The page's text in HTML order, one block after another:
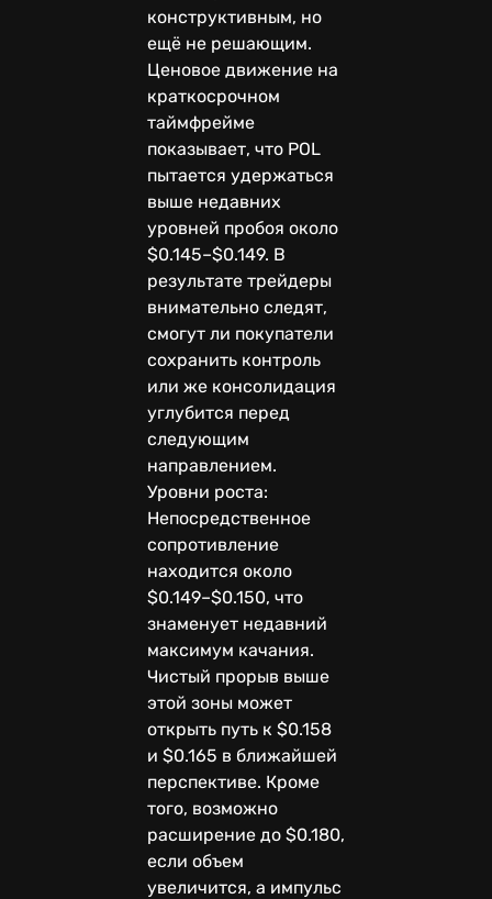
конструктивным, но
ещё не решающим.
Ценовое движение на
краткосрочном
таймфрейме
показывает, что POL
пытается удержаться
выше недавних
уровней пробоя около
$0.145–$0.149. В
результате трейдеры
внимательно следят,
смогут ли покупатели
сохранить контроль
или же консолидация
углубится перед
следующим
направлением.
Уровни роста:
Непосредственное
сопротивление
находится около
$0.149–$0.150, что
знаменует недавний
максимум качания.
Чистый прорыв выше
этой зоны может
открыть путь к $0.158
и $0.165 в ближайшей
перспективе. Кроме
того, возможно
расширение до $0.180,
если объем
увеличится, а импульс